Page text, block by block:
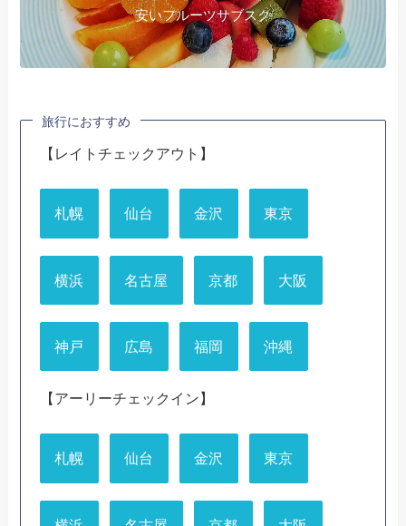
安いフルーツサブスク
旅行におすすめ
【レイトチェックアウト】
札幌 仙台 金沢 東京
横浜 名古屋 京都 大阪
神戸 広島 福岡 沖縄
【アーリーチェックイン】
札幌 仙台 金沢 東京